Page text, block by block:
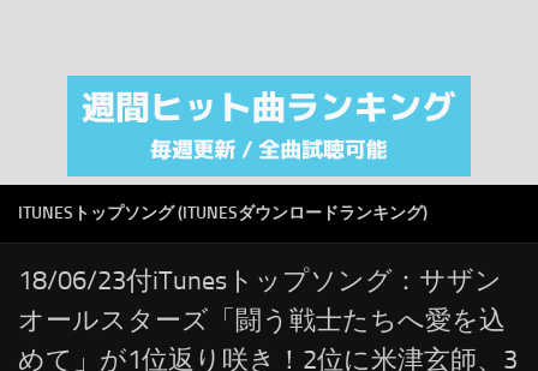
注目カテゴリ
オリジナルiTunes週間トップソング
RSS
LINKS
ITUNESトップソング (ITUNESダウンロードランキング)
18/06/23付iTunesトップソング：サザン
オールスターズ「闘う戦士たちへ愛を込
めて」が1位返り咲き！2位に米津玄師、3